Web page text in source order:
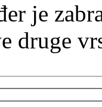
je
druge